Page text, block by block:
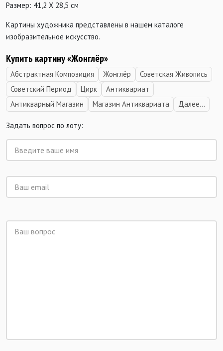
Размер: 41,2 Х 28,5 см
Картины художника представлены в нашем каталоге
изобразительное искусство.
Купить картину «Жонглёр»
Абстрактная Композиция Жонглёр
Советская Живопись
Советский Период
Цирк
Антиквариат
Антикварный Магазин
Магазин Антиквариата Далее...
Задать вопрос по лоту: